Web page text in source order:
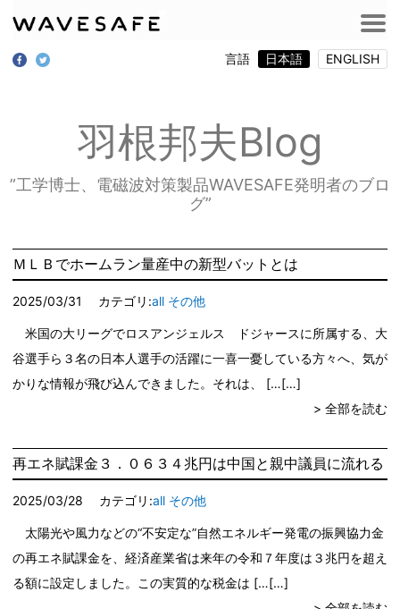
言語 日本語 ENGLISH
羽根邦夫Blog
”工学博士、電磁波対策製品WAVESAFE発明者のブロ
グ”
ＭＬＢでホームラン量産中の新型バットとは
2025/03/31 カテゴリ:all その他
米国の大リーグでロスアンジェルス ドジャースに所属する、大
谷選手ら３名の日本人選手の活躍に一喜一憂している方々へ、気が
かりな情報が飛び込んできました。それは、 […
> 全部を読む
再エネ賦課金３．０６３４兆円は中国と親中議員に流れる
2025/03/28 カテゴリ:all その他
太陽光や風力などの“不安定な”自然エネルギー発電の振興協力金
の再エネ賦課金を、経済産業省は来年の令和７年度は３兆円を超え
る額に設定しました。この実質的な税金は […